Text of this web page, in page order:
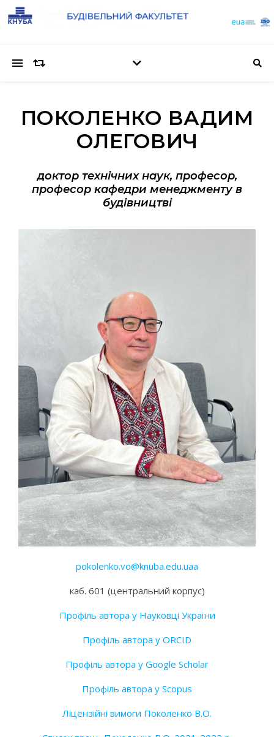
ПОКОЛЕНКО ВАДИМ
ОЛЕГОВИЧ
доктор технічних наук, професор,
професор кафедри менеджменту в
будівництві
pokolenko.vo@knuba.edu.uaa
каб. 601 (центральний корпус)
Профіль автора у Науковці України
Профіль автора у ORCID
Профіль автора у Google Scholar
Профіль автора у Scopus
Ліцензійні вимоги Поколенко В.О.